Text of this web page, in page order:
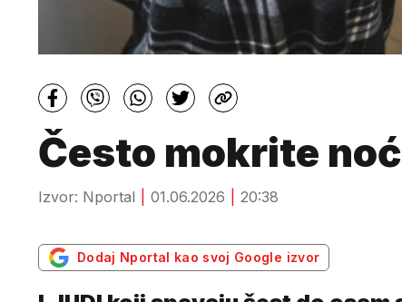
Često mokrite
Izvor: Nportal 01.06.2026 20:38
Dodaj Nportal kao svoj Google izvor